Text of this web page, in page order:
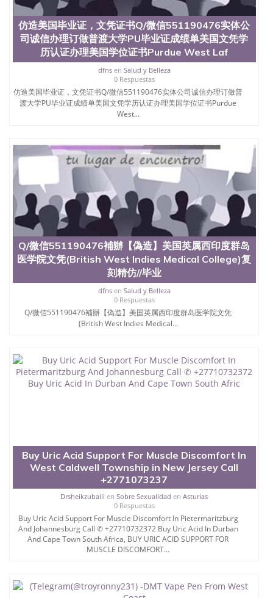
仿造美国毕业证，文凭证书Q/微信551190476实体公
司诚信办理订做普渡大学PU毕业证成绩单美国文凭学
历认证办理美国学位证书Purdue West Laf
dfnsen Salud y Belleza
0 Respuestas
仿造美国毕业证，文凭证书Q/微信551190476实体公司诚信办理订做普
渡大学PU毕业证成绩单美国文凭学历认证办理美国学位证书Purdue
West...
Q/微信551190476補辦【偽造】美国英属西印度群岛
医学院文凭(British West Indies Medical College)复
刻精仿//毕业
dfnsen Salud y Belleza
0 Respuestas
Q/微信551190476補辦【偽造】美国英属西印度群岛医学院文凭
(British West Indies Medical...
Buy Uric Acid Support For Muscle Discomfort In
West Caldwell Township in New Jersey Call
+2771073237
Drsheikzubaili enSobre Sexualidad enAsturias
0 Respuestas
Buy Uric Acid Support For Muscle Discomfort In Pietermaritzburg
And Johannesburg Call ✆ +27710732372 Buy Uric Acid In Durban
And Cape Town South Africa, BUY URIC ACID SUPPORT FOR
MUSCLE DISCOMFORT...